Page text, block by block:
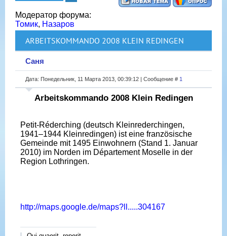
Модератор форума:
Томик, Назаров
ARBEITSKOMMANDO 2008 KLEIN REDINGEN
Саня
Дата: Понедельник, 11 Марта 2013, 00:39:12 | Сообщение # 1
Arbeitskommando 2008 Klein Redingen
Petit-Réderching (deutsch Kleinrederchingen,
1941–1944 Kleinredingen) ist eine französische
Gemeinde mit 1495 Einwohnern (Stand 1. Januar
2010) im Norden im Département Moselle in der
Region Lothringen.
http://maps.google.de/maps?ll.....304167